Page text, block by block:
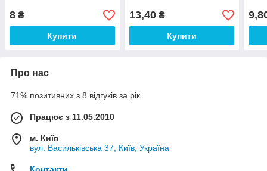
8 ₴
Купити
13,40₴
Купити
Про нас
71% позитивних з 8 відгуків за рік
Працює з 11.05.2010
м. Київ
вул. Васильківська 37, Київ, Україна